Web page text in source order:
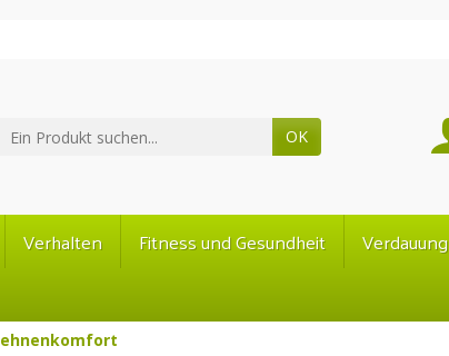
OK
Verhalten Fitness und Gesundheit
Verdauung